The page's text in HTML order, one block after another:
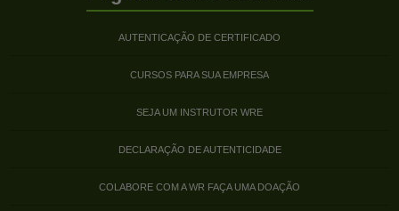
AUTENTICAÇÃO DE CERTIFICADO
CURSOS PARA SUA EMPRESA
SEJA UM INSTRUTOR WRE
DECLARAÇÃO DE AUTENTICIDADE
COLABORE COM A WR FAÇA UMA DOAÇÃO